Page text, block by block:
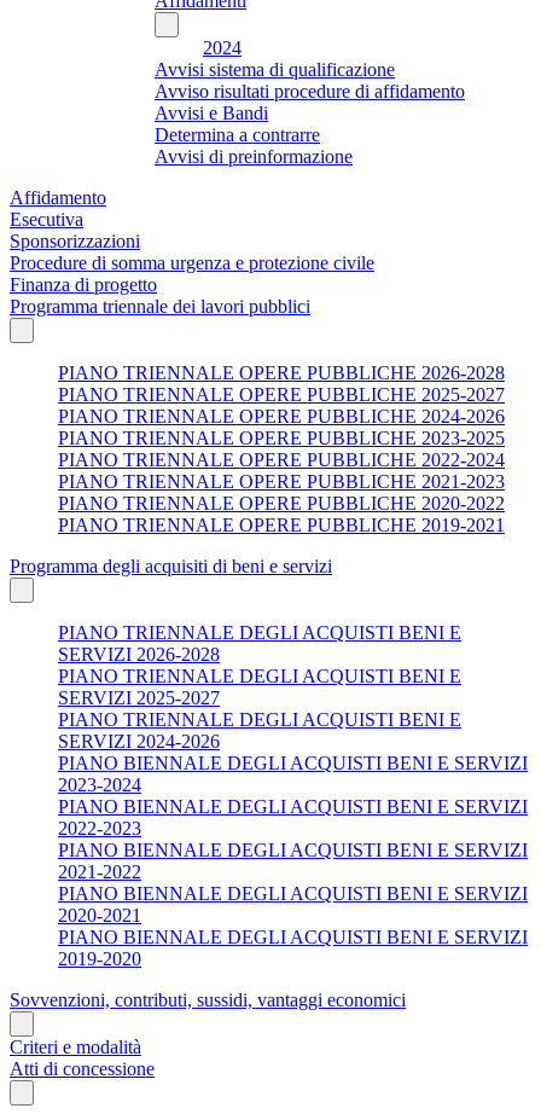
2024
Avvisi sistema di qualificazione
Avviso risultati procedure di affidamento
Avvisi e Bandi
Determina a contrarre
Avvisi di preinformazione
Affidamento
Esecutiva
Sponsorizzazioni
Procedure di somma urgenza e protezione civile
Finanza di progetto
Programma triennale dei lavori pubblici
PIANO TRIENNALE OPERE PUBBLICHE 2026-2028
PIANO TRIENNALE OPERE PUBBLICHE 2025-2027
PIANO TRIENNALE OPERE PUBBLICHE 2024-2026
PIANO TRIENNALE OPERE PUBBLICHE 2023-2025
PIANO TRIENNALE OPERE PUBBLICHE 2022-2024
PIANO TRIENNALE OPERE PUBBLICHE 2021-2023
PIANO TRIENNALE OPERE PUBBLICHE 2020-2022
PIANO TRIENNALE OPERE PUBBLICHE 2019-2021
Programma degli acquisiti di beni e servizi
PIANO TRIENNALE DEGLI ACQUISTI BENI E
SERVIZI 2026-2028
PIANO TRIENNALE DEGLI ACQUISTI BENI E
SERVIZI 2025-2027
PIANO TRIENNALE DEGLI ACQUISTI BENI E
SERVIZI 2024-2026
PIANO BIENNALE DEGLI ACQUISTI BENI E SERVIZI
2023-2024
PIANO BIENNALE DEGLI ACQUISTI BENI E SERVIZI
2022-2023
PIANO BIENNALE DEGLI ACQUISTI BENI E SERVIZI
2021-2022
PIANO BIENNALE DEGLI ACQUISTI BENI E SERVIZI
2020-2021
PIANO BIENNALE DEGLI ACQUISTI BENI E SERVIZI
2019-2020
Sovvenzioni, contributi, sussidi, vantaggi economici
Criteri e modalità
Atti di concessione